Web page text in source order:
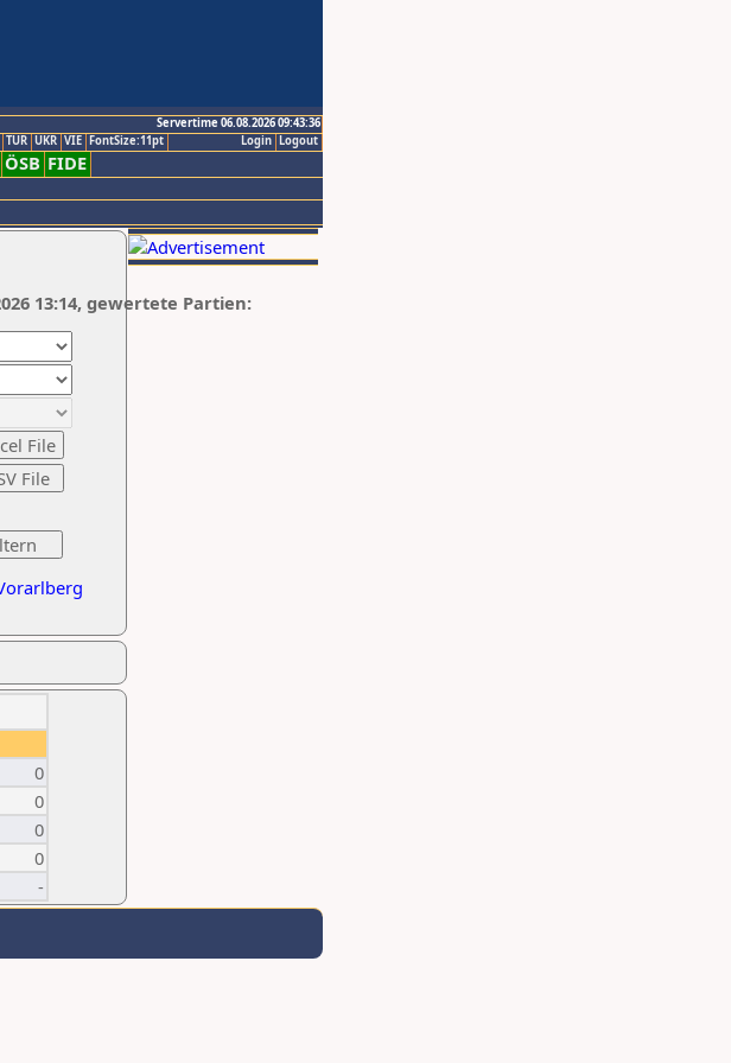
Servertime 06.08.2026 09:43:36
Logout
Login
TUR UKR VIE FontSize:11pt
ÖSB FIDE
13:14, gewertete Partien:
0
0
0
0
-